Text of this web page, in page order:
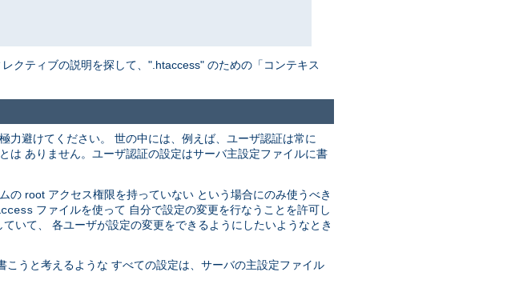
クティブの説明を探して、".htaccess" のための「コンテキス
力避けてください。 世の中には、例えば、ユーザ認証は常に
は ありません。ユーザ認証の設定はサーバ主設定ファイルに書
の root アクセス権限を持っていない という場合にのみ使うべき
ファイルを使って 自分で設定の変更を行なうことを許可し
いて、 各ユーザが設定の変更をできるようにしたいようなとき
こうと考えるような すべての設定は、サーバの主設定ファイル